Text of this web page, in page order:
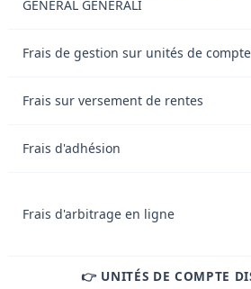
GENERAL GENERALI
Frais de gestion sur unités de compte
Frais sur versement de rentes
Frais d'adhésion
Frais d'arbitrage en ligne
👉 UNITÉS DE COMPTE